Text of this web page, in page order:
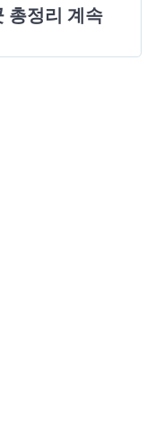
총정리 계속